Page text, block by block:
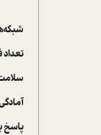
تعداد
پاسخ